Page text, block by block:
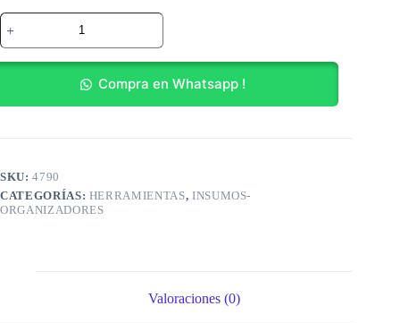
Multipuerto
WLX-
818F
cantidad
Compra en Whatsapp !
SKU:4790
CATEGORÍAS: HERRAMIENTAS, INSUMOS-
ORGANIZADORES
Valoraciones (0)